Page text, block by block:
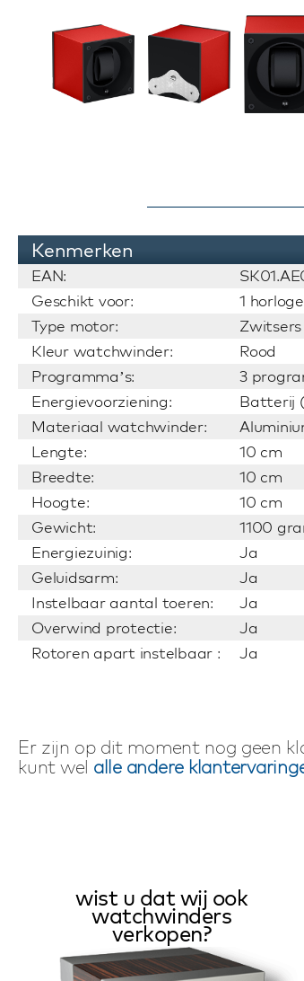
Kenmerken
EAN:
Geschikt voor:
1 horloge
Type motor:
Zwitsers
Kleur watchwinder:
Rood
Programma’s:
3
Energievoorziening:
Batterij
Materiaal watchwinder:
Lengte:
10 cm
Breedte:
10 cm
Hoogte:
10 cm
Gewicht:
1100
Energiezuinig:
Ja
Geluidsarm:
Ja
Instelbaar aantal toeren:
Ja
Overwind protectie:
Ja
Rotoren apart instelbaar :
Ja
Er zijn op dit moment nog geen
kunt wel alle andere
wist u dat wij ook
watchwinders
verkopen?